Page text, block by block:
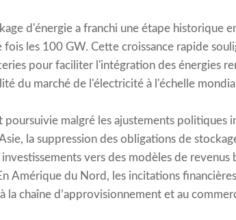
d'énergie a franchi une étape historique
les 100 GW. Cette croissance rapide
pour faciliter l'intégration des énergies
du marché de l'électricité à l'échelle
poursuivie malgré les ajustements
la suppression des obligations de
vers des modèles de revenus
Amérique du Nord, les incitations
la chaîne d’approvisionnement et au